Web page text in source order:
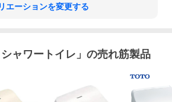
エーションを変更する
ャワートイレ 」の売れ筋製品